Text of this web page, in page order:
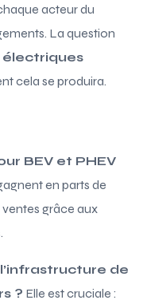
acteur du
La question
cela se produira.
BEV et PHEV
en parts de
grâce aux
de
? Elle est cruciale :